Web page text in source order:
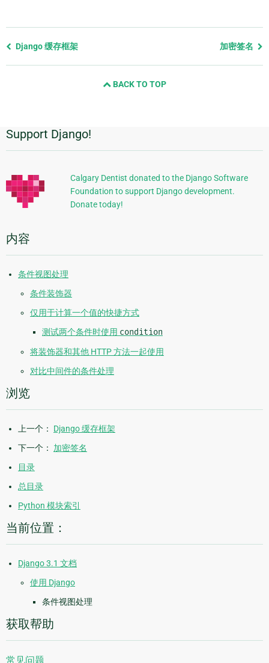
Previous
Django 缓存框架 加密签名
BACK TO TOP
附
加
信
息
Support Django!
Calgary Dentist donated to the Django Software
Foundation to support Django development.
Donate today!
内容
条件视图处理
条件装饰器
仅用于计算一个值的快捷方式
测试两个条件时使用 condition
将装饰器和其他 HTTP 方法一起使用
对比中间件的条件处理
浏览
上一个： Django 缓存框架
下一个： 加密签名
目录
总目录
Python 模块索引
当前位置：
Django 3.1 文档
使用 Django
条件视图处理
获取帮助
常见问题